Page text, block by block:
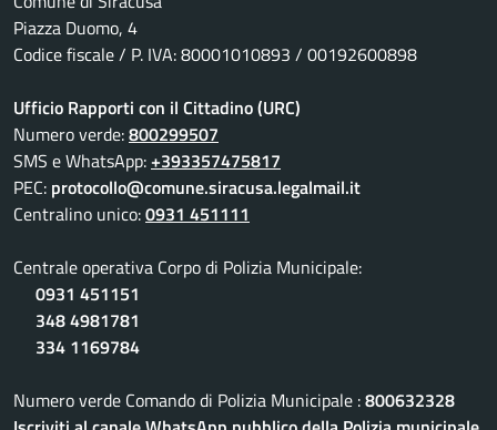
Piazza Duomo, 4
Codice fiscale / P. IVA: 80001010893 / 00192600898
Ufficio Rapporti con il Cittadino (URC)
Numero verde:800299507
SMS e WhatsApp:+393357475817
PEC: protocollo@comune.siracusa.legalmail.it
Centralino unico:0931 451111
Centrale operativa Corpo di Polizia Municipale:
0931 451151
348 4981781
334 1169784
Numero verde Comando di Polizia Municipale :800632328